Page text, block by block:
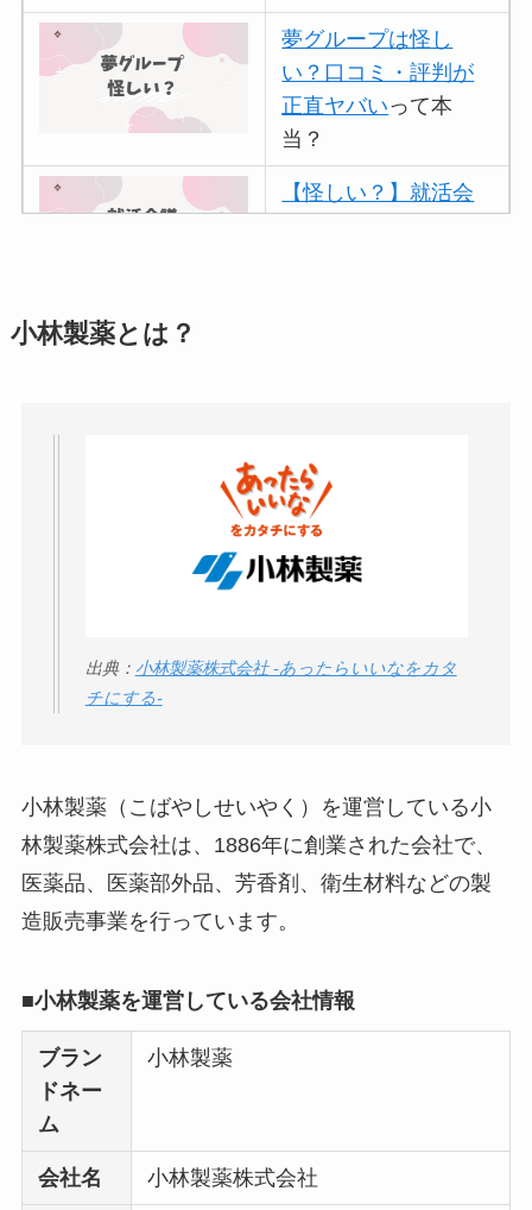
夢グループは怪し
い？口コミ・評判が
正直ヤバいって本
当？
【怪しい？】就活会
【怪しい？】帝国デ
ータバンクの口コ
ミ・評判
う？
ロモート株式会社の
【怪しい？】TikTok
Liteの口コミ・評判
は
実際どう？
ユリカコーポレーシ
ミ・評価が正直ヤバ
いって本当？
判は実際どう？
小林製薬とは？
出典： 小林製薬株式会社 -あったらいいなをカタ
チにする-
小林製薬（こばやしせいやく）を運営している小
林製薬株式会社は、1886年に創業された会社で、
医薬品、医薬部外品、芳香剤、衛生材料などの製
造販売事業を行っています。
■小林製薬を運営している会社情報
ブラン
ドネー
ム
小林製薬
会社名 小林製薬株式会社